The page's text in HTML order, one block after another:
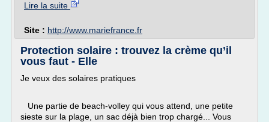
Lire la suite
Site : http://www.mariefrance.fr
Protection solaire : trouvez la crème qu’il
vous faut - Elle
Je veux des solaires pratiques
Une partie de beach-volley qui vous attend, une petite
sieste sur la plage, un sac déjà bien trop chargé... Vous